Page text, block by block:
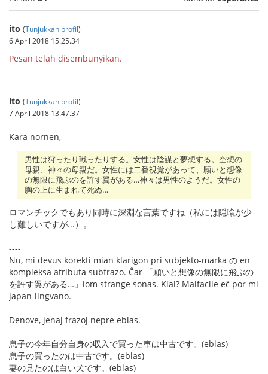
ito (Tunjukkan profil)
6 April 2018 15.25.34
Pesan telah disembunyikan.
ito (Tunjukkan profil)
7 April 2018 13.47.37
Kara nornen,
男性は狩ったり戦ったりする。女性は陰謀と夢想する。空想の
母親、神々の母親だ。女性には二番視覚があって、願いと想像
の無限に飛ぶのを許す翼がある…神々は男性のようだ。女性の
胸の上に生まれて死ぬ…
ロマンチックでもあり同時に深淵な言葉ですね（私には隠喩が少
し難しいですが...）。
----
Nu, mi devus korekti mian klarigon pri subjekto-marka の en
kompleksa atributa subfrazo. Ĉar 「願いと想像の無限に飛ぶの
を許す翼がある…」iom strange sonas. Kial? Malfacile eĉ por mi
japan-lingvano.
Denove, jenaj frazoj nepre eblas.
息子の今年自分自身の収入で買った車は中古です。(eblas)
息子の買ったのは中古です。(eblas)
妻の見たのは白い犬です。(eblas)